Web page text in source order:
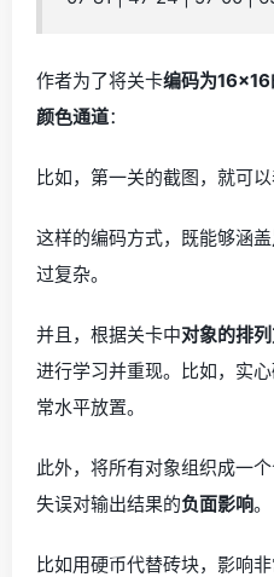
作者为了将关卡编码为
颜色通道：
比如，第一关的截图，就可以
这样的编码方式，既能够涵盖
过复杂。
并且，根据关卡中对象的排
进行学习并重现。比如，实
常水平放置。
此外，将所有对象组织成一个
失误对输出结果的负面影响。
比如用硬币代替砖块，影响